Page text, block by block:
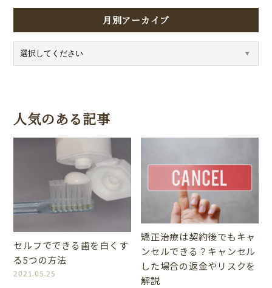
月別アーカイブ
人気のある記事
セルフでできる歯を白くす
る5つの方法
2021.05.25
矯正治療は契約後でもキャ
ンセルできる？キャンセル
した場合の返金やリスクを
解説